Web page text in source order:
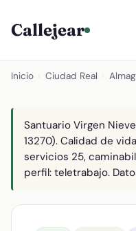
Callejear
Inicio Ciudad Real
Santuario Virgen
13270). Calidad de
servicios 25,
perfil: teletrabajo.